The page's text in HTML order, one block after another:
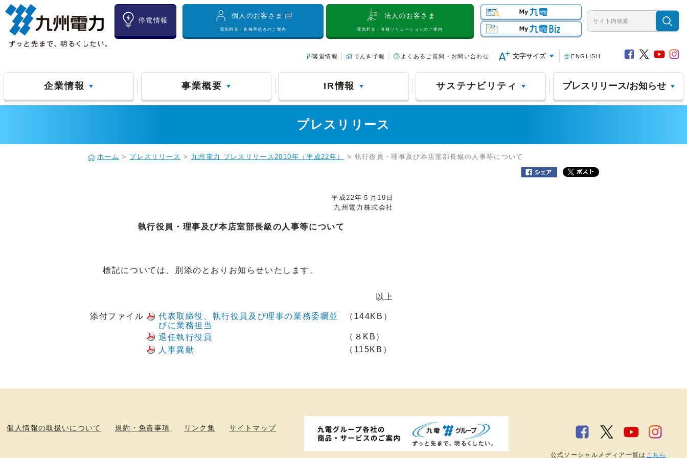
停電情報
個人のお客さま
電気料金・各種手続きのご案内
法人のお客さま
電気料金・各種ソリューションのご案内
落雷情報 でんき予報 よくあるご質問・お問い合わせ 文字サイズ ENGLISH
企業情報 事業概要 IR情報 サステナビリティ プレスリリース/お知らせ
プレスリリース
ホーム > プレスリリース > 九州電力 プレスリリース2010年（平成22年） > 執行役員・理事及び本店室部長級の人事等について
平成22年５月19日
九州電力株式会社
執行役員・理事及び本店室部長級の人事等について
標記については、別添のとおりお知らせいたします。
以上
添付ファイル
代表取締役、執行役員及び理事の業務委嘱並
びに業務担当
（144KB）
退任執行役員
（８KB）
人事異動
（115KB）
個人情報の取扱いについて 規約・免責事項 リンク集 サイトマップ
公式ソーシャルメディア一覧は こちら